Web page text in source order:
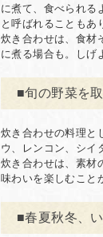
に煮て、食べられる
と呼ばれることもあ
炊き合わせは、食材
に煮る場合も。しげ
■旬の野菜を
炊き合わせの料理と
ウ、レンコン、シイ
炊き合わせは、素材
味わいを楽しむこと
■春夏秋冬、